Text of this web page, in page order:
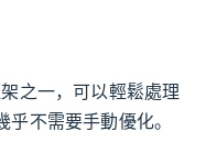
之一，可以輕鬆處理
不需要手動優化。